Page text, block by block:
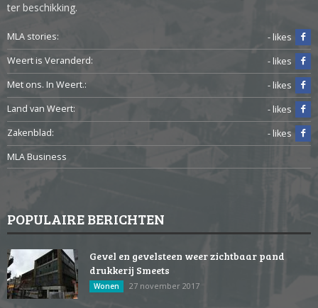
ter beschikking.
MLA stories:
- likes
Weert is Veranderd:
- likes
Met ons. In Weert.:
- likes
Land van Weert:
- likes
Zakenblad:
- likes
MLA Business
POPULAIRE BERICHTEN
Gevel en gevelsteen weer zichtbaar pand
drukkerij Smeets
Wonen 27 november 2017